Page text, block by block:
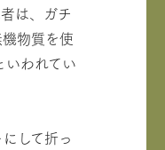
は、ガチ
物質を使
われてい
して折っ